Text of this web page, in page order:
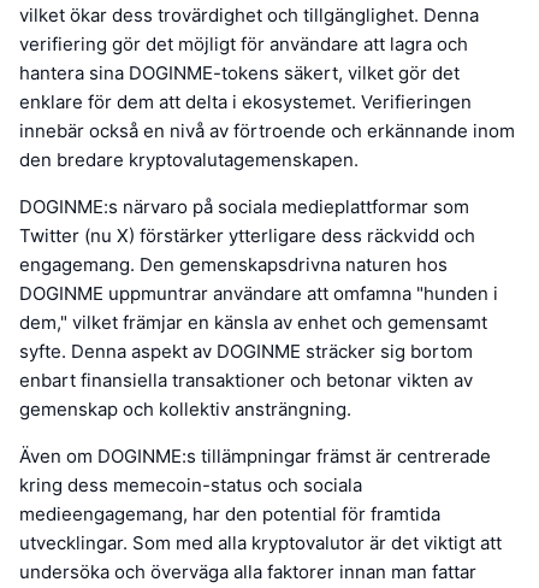
vilket ökar dess trovärdighet och tillgänglighet. Denna
verifiering gör det möjligt för användare att lagra och
hantera sina DOGINME-tokens säkert, vilket gör det
enklare för dem att delta i ekosystemet. Verifieringen
innebär också en nivå av förtroende och erkännande inom
den bredare kryptovalutagemenskapen.
DOGINME:s närvaro på sociala medieplattformar som
Twitter (nu X) förstärker ytterligare dess räckvidd och
engagemang. Den gemenskapsdrivna naturen hos
DOGINME uppmuntrar användare att omfamna "hunden i
dem," vilket främjar en känsla av enhet och gemensamt
syfte. Denna aspekt av DOGINME sträcker sig bortom
enbart finansiella transaktioner och betonar vikten av
gemenskap och kollektiv ansträngning.
Även om DOGINME:s tillämpningar främst är centrerade
kring dess memecoin-status och sociala
medieengagemang, har den potential för framtida
utvecklingar. Som med alla kryptovalutor är det viktigt att
undersöka och överväga alla faktorer innan man fattar